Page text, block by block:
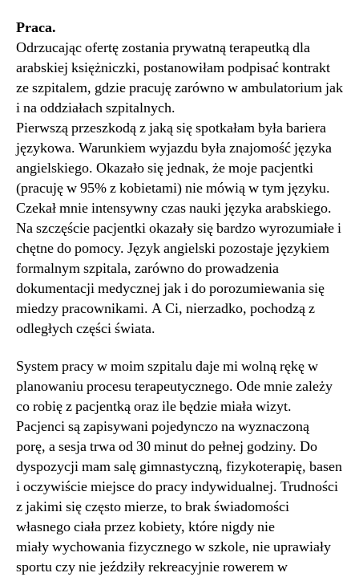
Praca.
Odrzucając ofertę zostania prywatną terapeutką dla
arabskiej księżniczki, postanowiłam podpisać kontrakt
ze szpitalem, gdzie pracuję zarówno w ambulatorium jak
i na oddziałach szpitalnych.
Pierwszą przeszkodą z jaką się spotkałam była bariera
językowa. Warunkiem wyjazdu była znajomość języka
angielskiego. Okazało się jednak, że moje pacjentki
(pracuję w 95% z kobietami) nie mówią w tym języku.
Czekał mnie intensywny czas nauki języka arabskiego.
Na szczęście pacjentki okazały się bardzo wyrozumiałe i
chętne do pomocy. Język angielski pozostaje językiem
formalnym szpitala, zarówno do prowadzenia
dokumentacji medycznej jak i do porozumiewania się
miedzy pracownikami. A Ci, nierzadko, pochodzą z
odległych części świata.
System pracy w moim szpitalu daje mi wolną rękę w
planowaniu procesu terapeutycznego. Ode mnie zależy
co robię z pacjentką oraz ile będzie miała wizyt.
Pacjenci są zapisywani pojedynczo na wyznaczoną
porę, a sesja trwa od 30 minut do pełnej godziny. Do
dyspozycji mam salę gimnastyczną, fizykoterapię, basen
i oczywiście miejsce do pracy indywidualnej. Trudności
z jakimi się często mierze, to brak świadomości
własnego ciała przez kobiety, które nigdy nie
miały wychowania fizycznego w szkole, nie uprawiały
sportu czy nie jeździły rekreacyjnie rowerem w